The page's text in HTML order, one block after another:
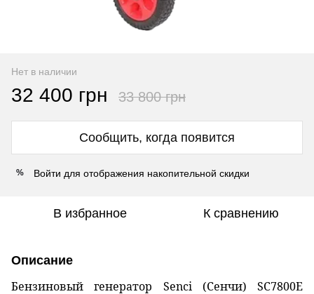
Нет в наличии
32 400 грн 33 800 грн
Сообщить, когда появится
% Войти для отображения накопительной скидки
В избранное К сравнению
Описание
Бензиновый генератор Senci (Сенчи) SC7800E